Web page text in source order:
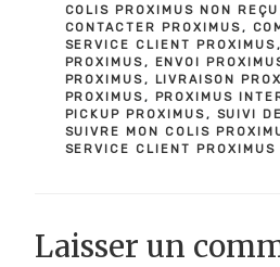
COLIS PROXIMUS NON REÇU
CONTACTER PROXIMUS,
SERVICE CLIENT PROXIMUS,
PROXIMUS, ENVOI
PROXIMUS, LIVRAISON
PROXIMUS, PROXIMUS
PICKUP PROXIMUS, SUIVI
SUIVRE MON COLIS
SERVICE CLIENT PROXIMUS
Laisser un